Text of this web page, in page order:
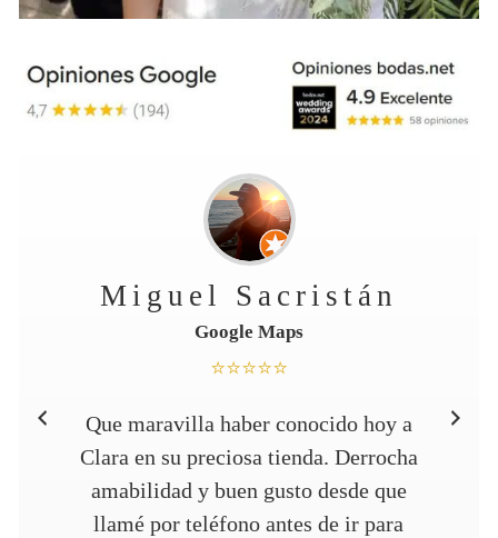
Alicia P.
bodas.net
¿Qué puedo decir de Clara y su equipo?
No pueden ser más maravillosas y
atentas, me han dado todas las
facilidades que se podían dar en este año